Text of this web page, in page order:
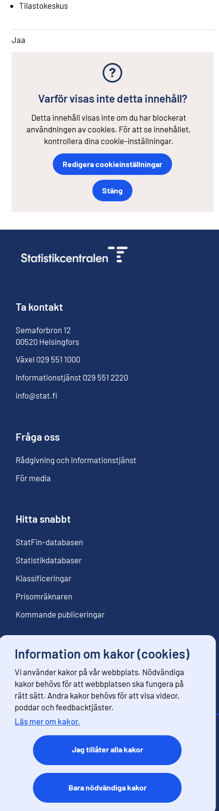
Information om kakor (cookies)
Vi använder kakor på vår webbplats. Nödvändiga
kakor behövs för att webbplatsen ska fungera på
rätt sätt. Andra kakor behövs för att visa videor,
poddar och feedbacktjäster.
Läs mer om kakor.
Jag tillåter alla kakor
Bara nödvändiga kakor
Tilastokeskus
Jaa
Varför visas inte detta innehåll?
Detta innehåll visas inte om du har blockerat
användningen av cookies. För att se innehållet,
kontrollera dina cookie-inställningar.
Redigera cookieinställningar
Stäng
Ta kontakt
Semaforbron 12
00520 Helsingfors
Växel 029 551 1000
Informationstjänst 029 551 2220
info@stat.fi
Fråga oss
Rådgivning och informationstjänst
För media
Hitta snabbt
StatFin-databasen
Statistikdatabaser
Klassificeringar
Prisomräknaren
Kommande publiceringar
Följ oss
Beställ nyhetsbrev
Respons
Användarvillkor
Dataskydd
Tillgänglihet
Information om webbplatsen